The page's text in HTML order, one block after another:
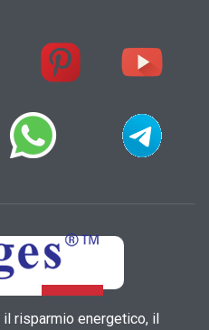
risparmio energetico, il